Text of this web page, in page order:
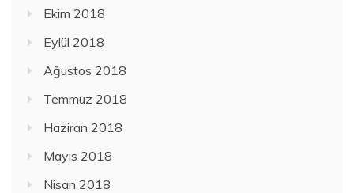
Ekim 2018
Eylül 2018
Ağustos 2018
Temmuz 2018
Haziran 2018
Mayıs 2018
Nisan 2018